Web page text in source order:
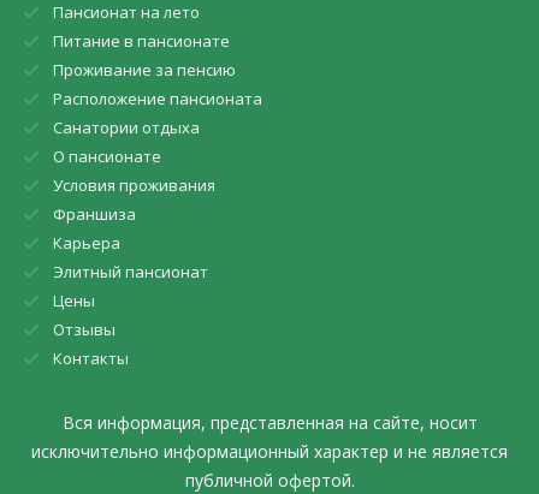
Пансионат на лето
Питание в пансионате
Проживание за пенсию
Расположение пансионата
Санатории отдыха
О пансионате
Условия проживания
Франшиза
Карьера
Элитный пансионат
Цены
Отзывы
Контакты
Вся информация, представленная на сайте, носит
исключительно информационный характер и не является
публичной офертой.